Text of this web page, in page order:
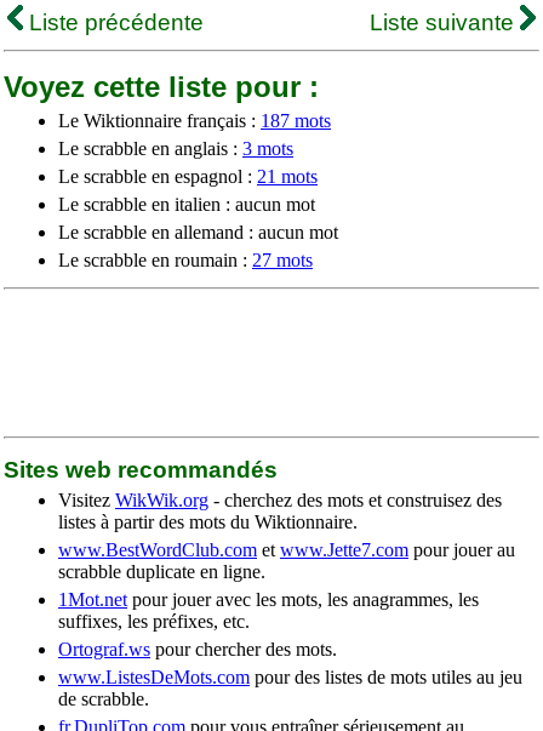
Liste précédente
Liste suivante
Voyez cette liste pour :
Le Wiktionnaire français : 187 mots
Le scrabble en anglais : 3 mots
Le scrabble en espagnol : 21 mots
Le scrabble en italien : aucun mot
Le scrabble en allemand : aucun mot
Le scrabble en roumain : 27 mots
Sites web recommandés
Visitez WikWik.org - cherchez des mots et construisez des
listes à partir des mots du Wiktionnaire.
www.BestWordClub.com et www.Jette7.com pour jouer au
scrabble duplicate en ligne.
1Mot.net pour jouer avec les mots, les anagrammes, les
suffixes, les préfixes, etc.
Ortograf.ws pour chercher des mots.
www.ListesDeMots.com pour des listes de mots utiles au jeu
de scrabble.
fr.DupliTop.com pour vous entraîner sérieusement au